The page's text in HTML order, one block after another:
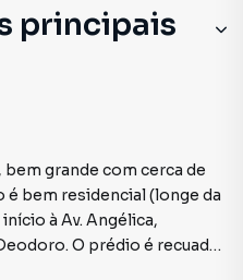
principais
grande com cerca de
é bem residencial (longe da
à Av. Angélica,
O prédio é recuado,